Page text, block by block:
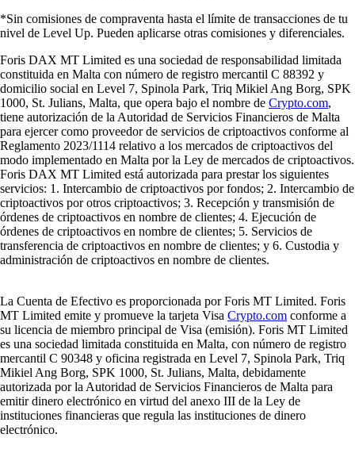
*Sin comisiones de compraventa hasta el límite de transacciones de tu
nivel de Level Up. Pueden aplicarse otras comisiones y diferenciales.
Foris DAX MT Limited es una sociedad de responsabilidad limitada
constituida en Malta con número de registro mercantil C 88392 y
domicilio social en Level 7, Spinola Park, Triq Mikiel Ang Borg, SPK
1000, St. Julians, Malta, que opera bajo el nombre de Crypto.com,
tiene autorización de la Autoridad de Servicios Financieros de Malta
para ejercer como proveedor de servicios de criptoactivos conforme al
Reglamento 2023/1114 relativo a los mercados de criptoactivos del
modo implementado en Malta por la Ley de mercados de criptoactivos.
Foris DAX MT Limited está autorizada para prestar los siguientes
servicios: 1. Intercambio de criptoactivos por fondos; 2. Intercambio de
criptoactivos por otros criptoactivos; 3. Recepción y transmisión de
órdenes de criptoactivos en nombre de clientes; 4. Ejecución de
órdenes de criptoactivos en nombre de clientes; 5. Servicios de
transferencia de criptoactivos en nombre de clientes; y 6. Custodia y
administración de criptoactivos en nombre de clientes.
La Cuenta de Efectivo es proporcionada por Foris MT Limited. Foris
MT Limited emite y promueve la tarjeta Visa Crypto.com conforme a
su licencia de miembro principal de Visa (emisión). Foris MT Limited
es una sociedad limitada constituida en Malta, con número de registro
mercantil C 90348 y oficina registrada en Level 7, Spinola Park, Triq
Mikiel Ang Borg, SPK 1000, St. Julians, Malta, debidamente
autorizada por la Autoridad de Servicios Financieros de Malta para
emitir dinero electrónico en virtud del anexo III de la Ley de
instituciones financieras que regula las instituciones de dinero
electrónico.